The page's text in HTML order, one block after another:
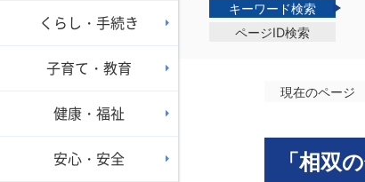
キーワード検索
ページID検索
くらし・手続き
子育て・教育
健康・福祉
安心・安全
現在のページ
「相双